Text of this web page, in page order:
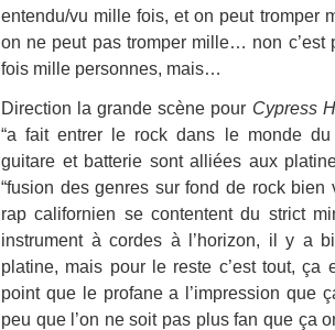
entendu/vu mille fois, et on peut tromper
on ne peut pas tromper mille… non c’est
fois mille personnes, mais…
Direction la grande scène pour Cypress
“a fait entrer le rock dans le monde
guitare et batterie sont alliées aux
“fusion des genres sur fond de rock
rap californien se contentent du strict
instrument à cordes à l’horizon, il y a
platine, mais pour le reste c’est tout, ça
point que le profane a l’impression que
peu que l’on ne soit pas plus fan que ça